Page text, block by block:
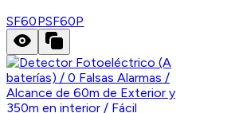
SF60PSF60P